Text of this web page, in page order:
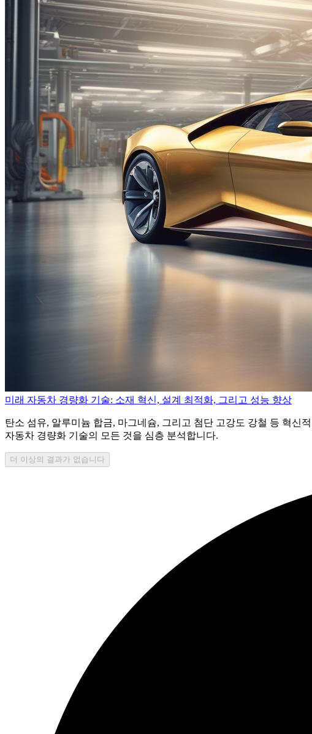
미래 자동차 경량화 기술: 소재 혁신, 설계 최적화, 그리고 성능 향상
탄소 섬유, 알루미늄 합금, 마그네슘, 그리고 첨단 고강도 강철 등 혁신
자동차 경량화 기술의 모든 것을 심층 분석합니다.
더 이상의 결과가 없습니다